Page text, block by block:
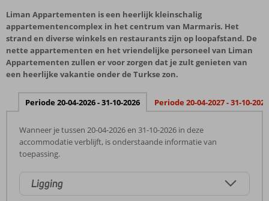
Liman Appartementen is een heerlijk kleinschalig
appartementencomplex in het centrum van Marmaris. Het
strand en diverse winkels en restaurants zijn op loopafstand. De
nette appartementen en het vriendelijke personeel van Liman
Appartementen zullen er voor zorgen dat je zult genieten van
een heerlijke vakantie onder de Turkse zon.
Periode 20-04-2026 - 31-10-2026 Periode 20-04-2027 - 31-10-2027
Wanneer je tussen 20-04-2026 en 31-10-2026 in deze
accommodatie verblijft, is onderstaande informatie van
toepassing.
Ligging